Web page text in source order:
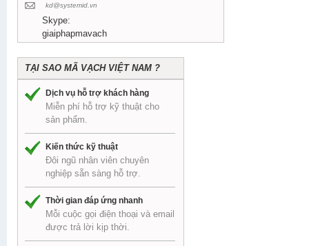
kd@systemid.vn
Skype:
giaiphapmavach
TẠI SAO MÃ VẠCH VIỆT NAM ?
Dịch vụ hỗ trợ khách hàng
Miễn phí hỗ trợ kỹ thuật cho
sản phẩm.
Kiến thức kỹ thuật
Đôi ngũ nhân viên chuyên
nghiệp sẵn sàng hỗ trợ.
Thời gian đáp ứng nhanh
Mỗi cuộc gọi điện thoại và email
được trả lời kịp thời.